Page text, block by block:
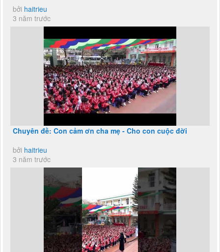
bởi haitrieu
3 năm trước
Chuyên đề: Con cảm ơn cha mẹ - Cho con cuộc đời
bởi haitrieu
3 năm trước